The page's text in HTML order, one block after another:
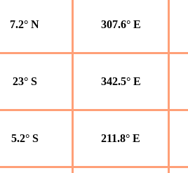
7.2° N 307.6° E
23° S 342.5° E
5.2° S 211.8° E